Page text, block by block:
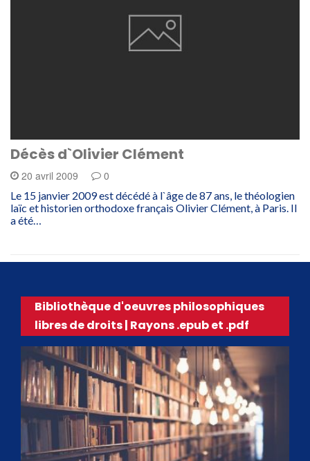
Décès d`Olivier Clément
20 avril 2009 0
Le 15 janvier 2009 est décédé à l`âge de 87 ans, le théologien
laïc et historien orthodoxe français Olivier Clément, à Paris. Il
a été…
Bibliothèque d'oeuvres philosophiques
libres de droits | Rayons .epub et .pdf